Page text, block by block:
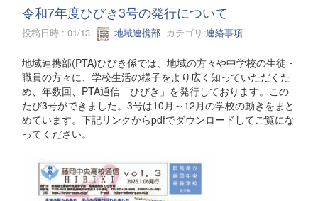
令和7年度ひびき3号の発行について
投稿日時 : 01/13 地域連携部 カテゴリ:連絡事項
地域連携部(PTA)ひびき係では、地域の方々や中学校の生徒・
職員の方々に、学校生活の様子をより広く知っていただくた
め、年数回、PTA通信「ひびき」を発行しております。この
たび3号ができました。3号は10月～12月の学校の動きをまと
めています。下記リンクからpdfでダウンロードしてご覧にな
ってください。